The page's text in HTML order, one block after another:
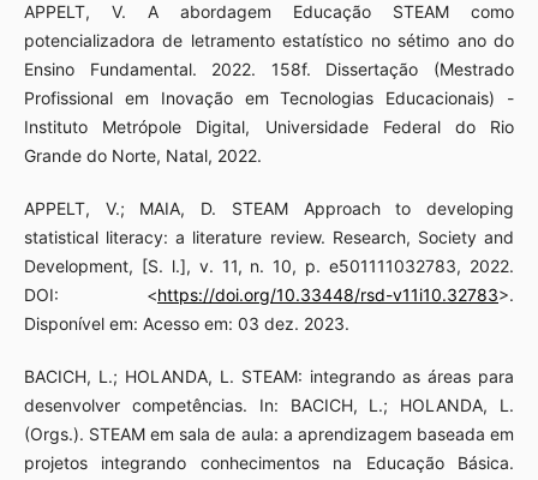
APPELT, V. A abordagem Educação STEAM como
potencializadora de letramento estatístico no sétimo ano do
Ensino Fundamental. 2022. 158f. Dissertação (Mestrado
Profissional em Inovação em Tecnologias Educacionais) -
Instituto Metrópole Digital, Universidade Federal do Rio
Grande do Norte, Natal, 2022.
APPELT, V.; MAIA, D. STEAM Approach to developing
statistical literacy: a literature review. Research, Society and
Development, [S. l.], v. 11, n. 10, p. e501111032783, 2022.
DOI: <https://doi.org/10.33448/rsd-v11i10.32783>.
Disponível em: Acesso em: 03 dez. 2023.
BACICH, L.; HOLANDA, L. STEAM: integrando as áreas para
desenvolver competências. In: BACICH, L.; HOLANDA, L.
(Orgs.). STEAM em sala de aula: a aprendizagem baseada em
projetos integrando conhecimentos na Educação Básica.